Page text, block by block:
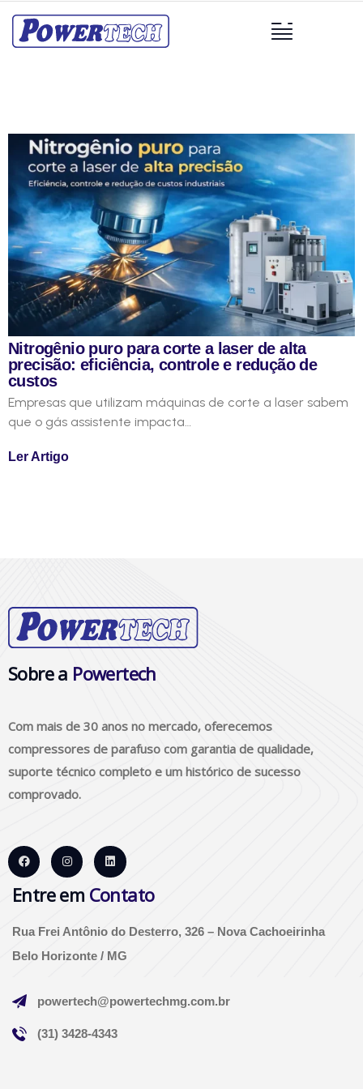
Nitrogênio puro para corte a laser de alta
precisão: eficiência, controle e redução de
custos
Empresas que utilizam máquinas de corte a laser sabem
que o gás assistente impacta…
Ler Artigo
Sobre a Powertech
Com mais de 30 anos no mercado, oferecemos
compressores de parafuso com garantia de qualidade,
suporte técnico completo e um histórico de sucesso
comprovado.
Entre em Contato
Rua Frei Antônio do Desterro, 326 – Nova Cachoeirinha
Belo Horizonte / MG
powertech@powertechmg.com.br
(31) 3428-4343